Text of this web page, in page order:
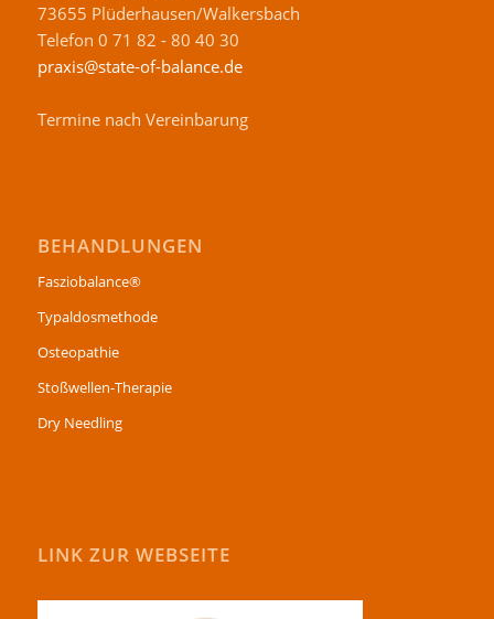
73655 Plüderhausen/Walkersbach
Telefon 0 71 82 - 80 40 30
praxis@state-of-balance.de
Termine nach Vereinbarung
BEHANDLUNGEN
Fasziobalance®
Typaldosmethode
Osteopathie
Stoßwellen-Therapie
Dry Needling
LINK ZUR WEBSEITE